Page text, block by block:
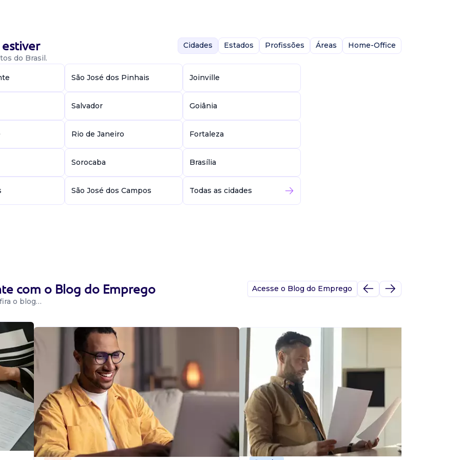
francy.
de atuação:
Atividades:
de caixa
do Brasil.
Cidades Estados Profissões Áreas Home-Office
São José dos Pinhais Joinville
Salvador Goiânia
Rio de Janeiro Fortaleza
Sorocaba Brasília
São José dos Campos Todas as cidades
com o Blog do Emprego
o blog…
Acesse o Blog do Emprego